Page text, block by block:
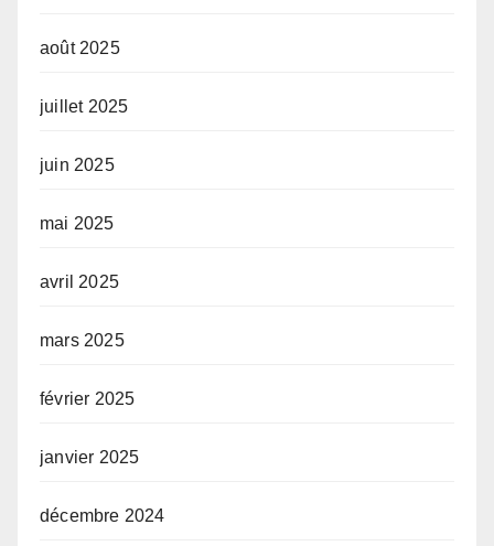
août 2025
juillet 2025
juin 2025
mai 2025
avril 2025
mars 2025
février 2025
janvier 2025
décembre 2024